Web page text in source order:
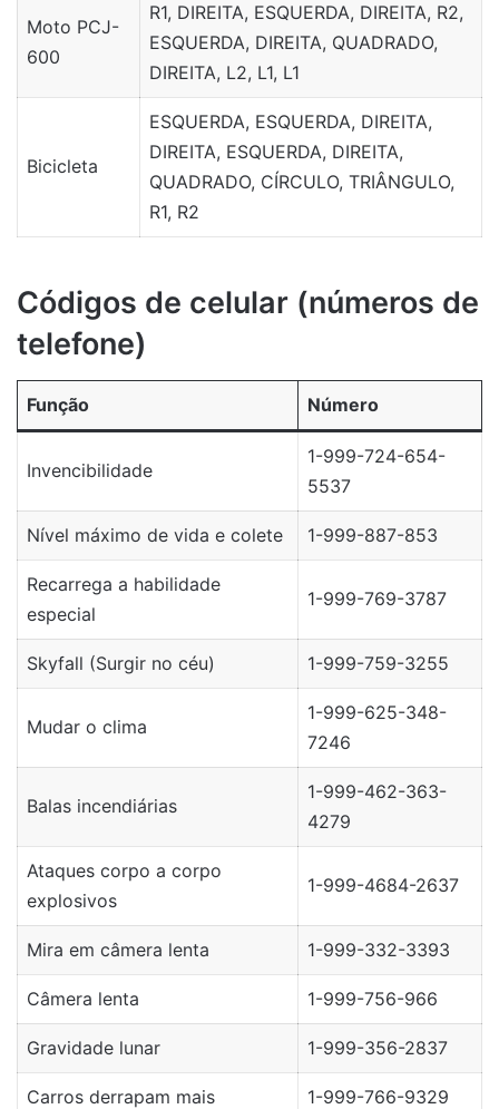
Moto PCJ-
600
R1, DIREITA, ESQUERDA, DIREITA, R2,
ESQUERDA, DIREITA, QUADRADO,
DIREITA, L2, L1, L1
Bicicleta
ESQUERDA, ESQUERDA, DIREITA,
DIREITA, ESQUERDA, DIREITA,
QUADRADO, CÍRCULO, TRIÂNGULO,
R1, R2
Códigos de celular (números de
telefone)
Função Número
Invencibilidade
1-999-724-654-
5537
Nível máximo de vida e colete 1-999-887-853
Recarrega a habilidade
especial
1-999-769-3787
Skyfall (Surgir no céu) 1-999-759-3255
Mudar o clima
1-999-625-348-
7246
Balas incendiárias
1-999-462-363-
4279
Ataques corpo a corpo
explosivos
1-999-4684-2637
Mira em câmera lenta 1-999-332-3393
Câmera lenta 1-999-756-966
Gravidade lunar 1-999-356-2837
Carros derrapam mais 1-999-766-9329